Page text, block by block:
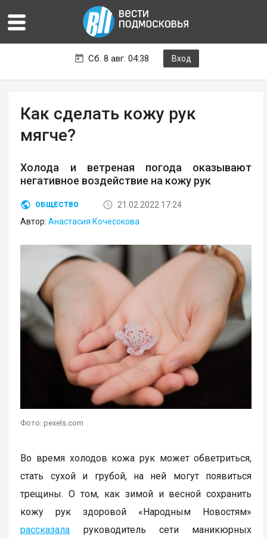
Сб. 8 авг. 04:38 Вход
Как сделать кожу рук
мягче?
Холода и ветреная погода оказывают
негативное воздействие на кожу рук
ОБЩЕСТВО
21.02.2022 17:24
Автор:Анастасия Кочесокова
Фото: pexels.com
Во время холодов кожа рук может обветриться,
стать сухой и грубой, на ней могут появиться
трещины. О том, как зимой и весной сохранить
кожу рук здоровой «Народным Новостям»
рассказала руководитель сети маникюрных